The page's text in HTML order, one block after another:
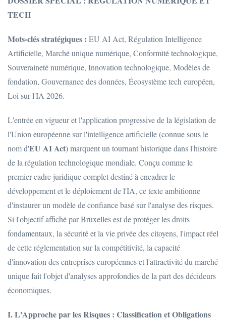
TECH
Mots-clés stratégiques : EU AI Act, Régulation Intelligence
Artificielle, Marché unique numérique, Conformité technologique,
Souveraineté numérique, Innovation technologique, Modèles de
fondation, Gouvernance des données, Écosystème tech européen,
Loi sur l'IA 2026.
L'entrée en vigueur et l'application progressive de la législation de
l'Union européenne sur l'intelligence artificielle (connue sous le
nom d'EU AI Act) marquent un tournant historique dans l'histoire
de la régulation technologique mondiale. Conçu comme le
premier cadre juridique complet destiné à encadrer le
développement et le déploiement de l'IA, ce texte ambitionne
d'instaurer un modèle de confiance basé sur l'analyse des risques.
Si l'objectif affiché par Bruxelles est de protéger les droits
fondamentaux, la sécurité et la vie privée des citoyens, l'impact réel
de cette réglementation sur la compétitivité, la capacité
d'innovation des entreprises européennes et l'attractivité du marché
unique fait l'objet d'analyses approfondies de la part des décideurs
économiques.
I. L'Approche par les Risques : Classification et Obligations